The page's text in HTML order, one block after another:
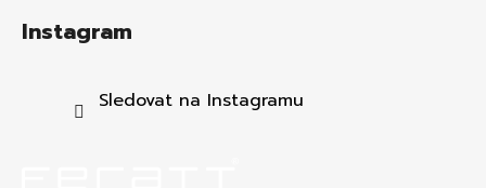
Instagram
Sledovat na Instagramu